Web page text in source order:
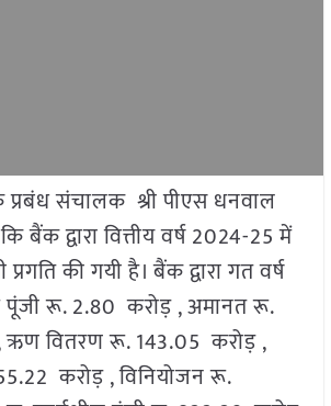
संचालक श्री पीएस धनवाल
कि बैंक द्वारा वित्तीय वर्ष 2024-25 में
की गयी है। बैंक द्वारा गत वर्ष
रू. 2.80 करोड़ , अमानत रू.
ऋण वितरण रू. 143.05 करोड़ ,
करोड़ , विनियोजन रू.